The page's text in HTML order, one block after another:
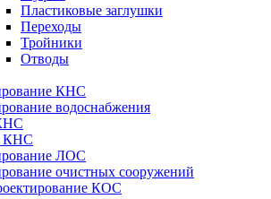
Пластиковые заглушки
Переходы
Тройники
Отводы
КНС
водоснабжения
КНС
ЛОС
очистных сооружений
КОС